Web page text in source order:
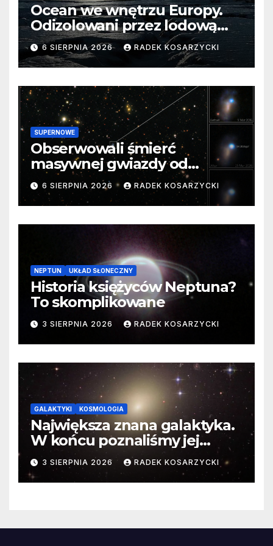
Ocean we wnętrzu Europy.
Odizolowani przez lodową
barierę
6 SIERPNIA 2026 RADEK KOSARZYCKI
SUPERNOWE
Obserwowali śmierć
masywnej gwiazdy od
samego początku. Niezwykle
cenne dane
6 SIERPNIA 2026 RADEK KOSARZYCKI
NEPTUN UKŁAD SŁONECZNY
Historia księżyców Neptuna?
To skomplikowane
3 SIERPNIA 2026 RADEK KOSARZYCKI
GALAKTYKI KOSMOLOGIA
Największa znana galaktyka.
W końcu poznaliśmy jej
faktyczne wymiary
3 SIERPNIA 2026 RADEK KOSARZYCKI